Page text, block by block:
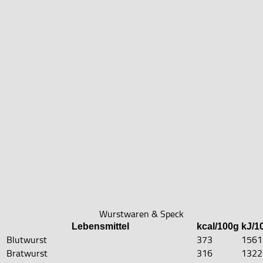
Wurstwaren & Speck
Lebensmittel kcal/100g kJ/
Blutwurst 373
1561
Bratwurst
316
1322